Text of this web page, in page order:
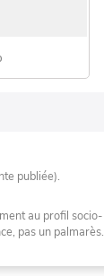
publiée).
au profil socio-
pas un palmarès.